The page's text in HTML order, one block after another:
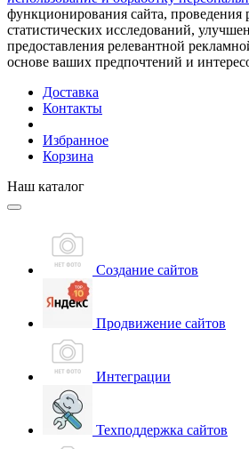
функционирования сайта, проведения
статистических исследований,
предоставления релевантной
основе ваших предпочтений и
Доставка
Контакты
Избранное
Корзина
Наш каталог
Создание сайтов
Продвижение сайтов
Интеграции
Техподдержка сайтов